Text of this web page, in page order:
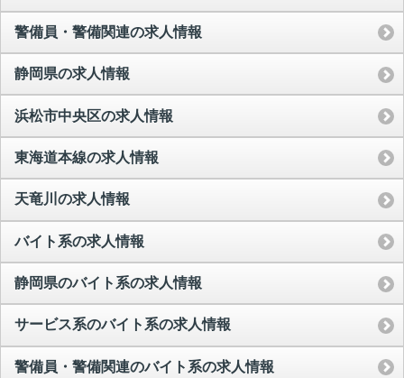
警備員・警備関連の求人情報
静岡県の求人情報
浜松市中央区の求人情報
東海道本線の求人情報
天竜川の求人情報
バイト系の求人情報
静岡県のバイト系の求人情報
サービス系のバイト系の求人情報
警備員・警備関連のバイト系の求人情報